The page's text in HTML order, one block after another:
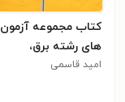
کتاب مجموعه آزمون
های رشته برق،
الکترونیک و مخابرات
امید قاسمی